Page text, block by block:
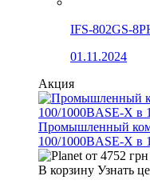
IFS-802GS-
01.11.2024
Акция
Промышленный
100/1000BASE-X в
от 4752 грн
В корзину Узнать